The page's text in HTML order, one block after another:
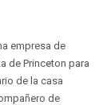
empresa de
de Princeton para
de la casa
de